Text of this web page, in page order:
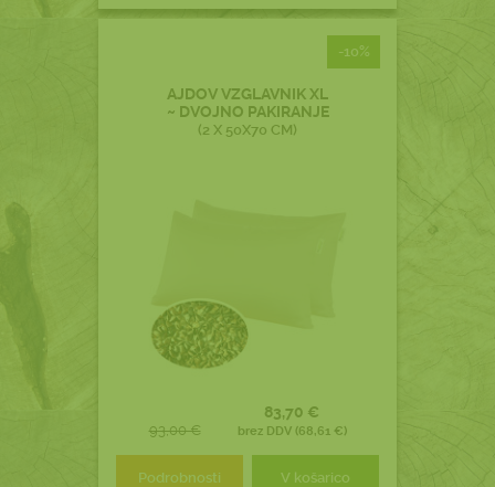
-10%
AJDOV VZGLAVNIK XL
~ DVOJNO PAKIRANJE
(2 X 50X70 CM)
93,00 €
83,70 €
brez DDV (68,61 €)
Podrobnosti V košarico